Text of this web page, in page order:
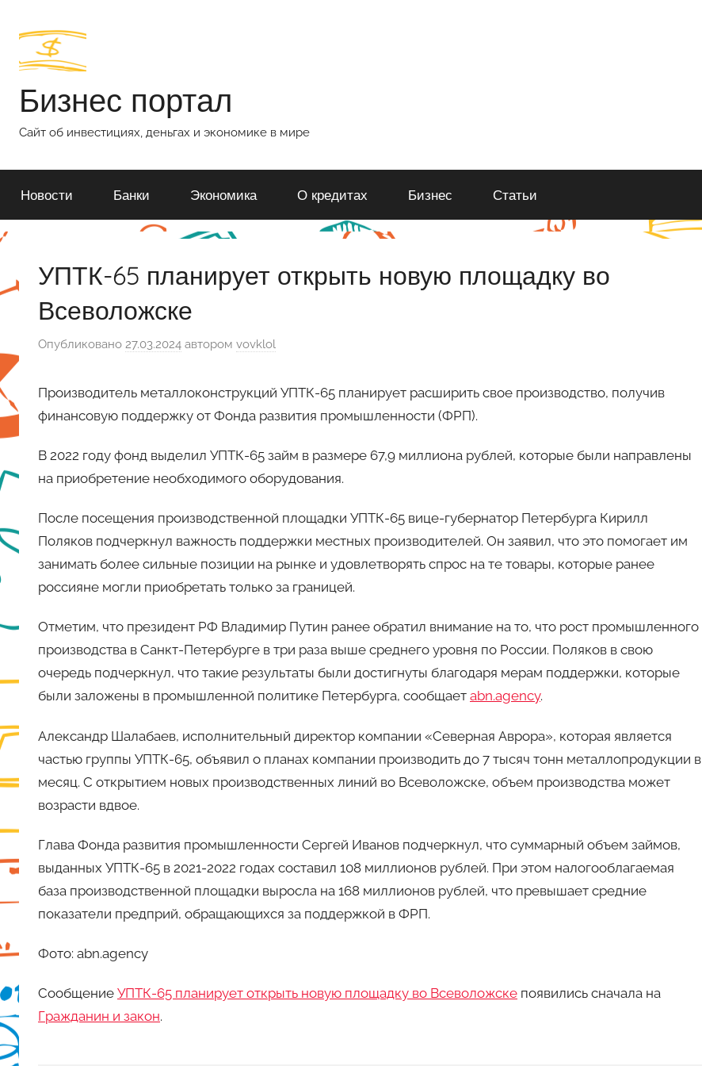
содержимому
Бизнес портал
Сайт об инвестициях, деньгах и экономике в мире
Новости Банки Экономика О кредитах Бизнес Статьи
УПТК-65 планирует открыть новую площадку во
Всеволожске
Опубликовано 27.03.2024 автором vovklol
Производитель металлоконструкций УПТК-65 планирует расширить свое производство, получив
финансовую поддержку от Фонда развития промышленности (ФРП).
В 2022 году фонд выделил УПТК-65 займ в размере 67,9 миллиона рублей, которые были направлены
на приобретение необходимого оборудования.
После посещения производственной площадки УПТК-65 вице-губернатор Петербурга Кирилл
Поляков подчеркнул важность поддержки местных производителей. Он заявил, что это помогает им
занимать более сильные позиции на рынке и удовлетворять спрос на те товары, которые ранее
россияне могли приобретать только за границей.
Отметим, что президент РФ Владимир Путин ранее обратил внимание на то, что рост промышленного
производства в Санкт-Петербурге в три раза выше среднего уровня по России. Поляков в свою
очередь подчеркнул, что такие результаты были достигнуты благодаря мерам поддержки, которые
были заложены в промышленной политике Петербурга, сообщает abn.agency.
Александр Шалабаев, исполнительный директор компании «Северная Аврора», которая является
частью группы УПТК-65, объявил о планах компании производить до 7 тысяч тонн металлопродукции в
месяц. С открытием новых производственных линий во Всеволожске, объем производства может
возрасти вдвое.
Глава Фонда развития промышленности Сергей Иванов подчеркнул, что суммарный объем займов,
выданных УПТК-65 в 2021-2022 годах составил 108 миллионов рублей. При этом налогооблагаемая
база производственной площадки выросла на 168 миллионов рублей, что превышает средние
показатели предприй, обращающихся за поддержкой в ФРП.
Фото: abn.agency
Сообщение УПТК-65 планирует открыть новую площадку во Всеволожске появились сначала на
Гражданин и закон.